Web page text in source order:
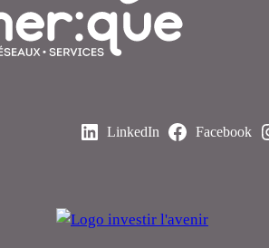
LinkedIn Facebook